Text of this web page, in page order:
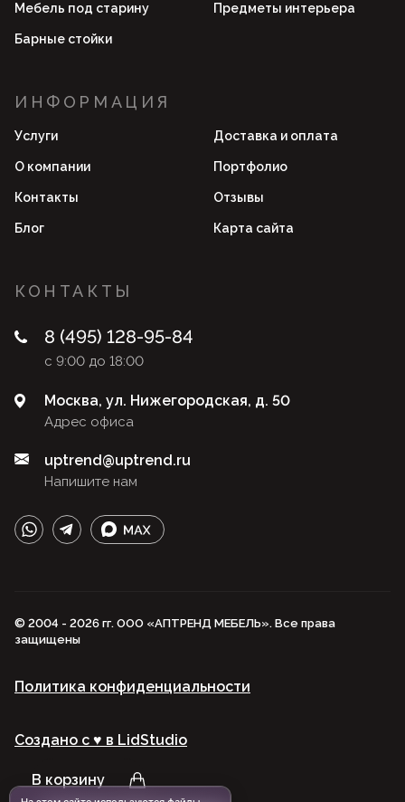
В корзину
Мебель под старину Предметы интерьера
Барные стойки
ИНФОРМАЦИЯ
Услуги Доставка и оплата
О компании Портфолио
Контакты Отзывы
Блог Карта сайта
КОНТАКТЫ
8 (495) 128-95-84
с 9:00 до 18:00
Адрес офиса
Москва, ул. Нижегородская, д. 50
Напишите нам
uptrend@uptrend.ru
© 2004 - 2026 гг. ООО «АПТРЕНД МЕБЕЛЬ». Все права
защищены
Политика конфиденциальности
Создано с ♥️ в LidStudio